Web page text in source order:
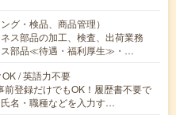
グ・検品、商品管理）
ス部品の加工、検査、出荷業務
ス部品≪待遇・福利厚生≫・…
/ 英語力不要
登録だけでもOK！履歴書不要で
名・職種などを入力す…